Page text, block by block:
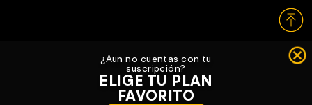
¿Aun no cuentas con tu
suscripción?
ELIGE TU PLAN
FAVORITO